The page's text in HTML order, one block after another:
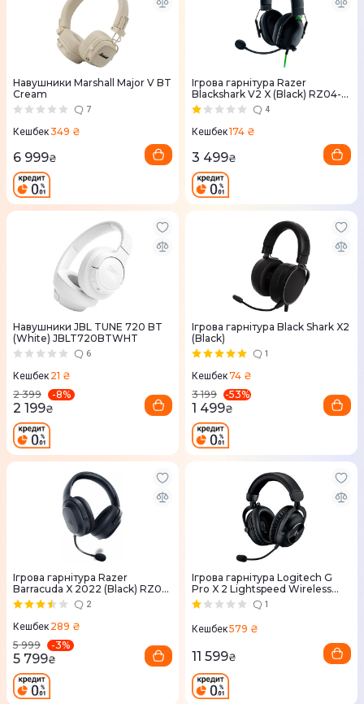
Навушники Marshall Major V BT
Cream
7
Кешбек349 ₴
6 999₴
Ігрова гарнітура Razer
Blackshark V2 X (Black) RZ04-
03240100-R3M14
Кешбек174 ₴
3 499₴
Навушники JBL TUNE 720 BT
(White) JBLT720BTWHT
6
Кешбек 21 ₴
2 399
-8%
2 199₴
Ігрова гарнітура Black Shark X2
(Black)
1
Кешбек74 ₴
3 199
-53%
1 499₴
Ігрова гарнітура Razer
Barracuda X 2022 (Black) RZ04-
04430100-R3M1
2
Кешбек 289 ₴
5 999
-3%
5 799₴
Ігрова гарнітура Logitech G
Pro X 2 Lightspeed Wireless
(Black) L981-001263
1
Кешбек579 ₴
11 599₴